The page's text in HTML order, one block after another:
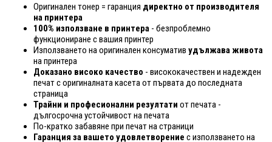
Оригинален тонер = гаранция директно от производителя
на принтера
100% използване в принтера - безпроблемно
функциониране с вашия принтер
Използването на оригинален консуматив удължава живота
на принтера
Доказано високо качество - висококачествен и надежден
печат с оригиналната касета от първата до последната
страница
Трайни и професионални резултати от печата -
дългосрочна устойчивост на печата
По-кратко забавяне при печат на страници
Гаранция за вашето удовлетворение с използването на